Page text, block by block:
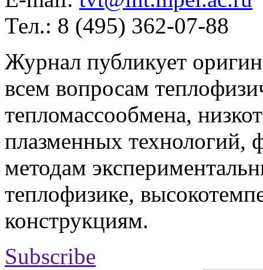
Тел.: 8 (495) 362-07-88
Журнал публикует
всем вопросам
тепломассообмена,
плазменных технологий,
методам
теплофизике,
конструкциям.
Subscribe